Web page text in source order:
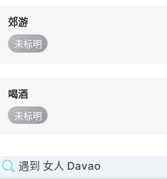
郊游
未标明
喝酒
未标明
遇到 女人 Davao